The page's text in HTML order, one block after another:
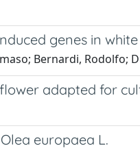
genes in
Bernardi, Rodolfo;
adapted for
europaea L.